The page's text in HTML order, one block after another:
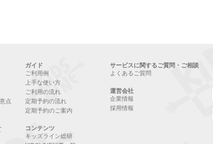
点
ガイド
ご利用例
上手な使い方
ご利用の流れ
定期予約の流れ
定期予約のご案内
コンテンツ
キッズライン総研
サービスに関するご質問・ご相談
よくあるご質問
運営会社
企業情報
採用情報